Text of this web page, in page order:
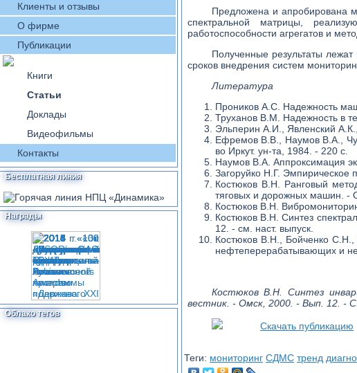
Клиенты и отзывы
О фирме
Публикации
Книги
Статьи
Доклады
Видеофильмы
Контакты
Бесплатная линия
Награды
Облако тегов
Предложена и апробирована
спектральной матрицы,
работоспособности агрегатов и
Полученные результаты
сроков внедрения систем
Литература
Проников А.С. Надежность
Труханов В.М. Надежность в
Эльперин А.И., Явленский
Ефремов В.В., Наумов В.А.,
во Иркут. ун-та, 1984. - 220 с.
Наумов В.А. Аппроксимация
Загоруйко Н.Г. Эмпирическое
Костюков В.Н. Ранговый
тяговых и дорожных машин. -
Костюков В.Н.
Костюков В.Н. Синтез
12. - см. наст. выпуск.
Костюков В.Н., Бойченко С.Н.,
нефтеперерабатывающих и
Костюков В.Н. Синтез
вестник. - Омск, 2000. - Вып. 12. -
Скачать публикацию
Теги: мониторинг СДМС тренд